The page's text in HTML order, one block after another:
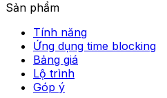
Sản phẩm
Tính năng
Ứng dụng time blocking
Bảng giá
Lộ trình
Góp ý